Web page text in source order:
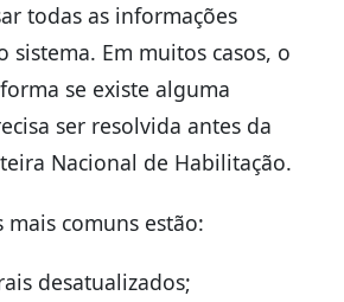
todas as informações
sistema. Em muitos casos, o
se existe alguma
ser resolvida antes da
Nacional de Habilitação.
mais comuns estão:
desatualizados;